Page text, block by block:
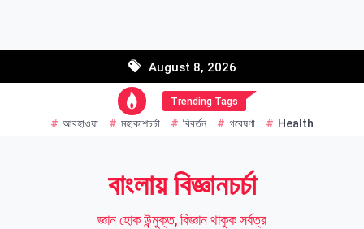
August 8, 2026
Trending Tags
আবহাওয়া মহাকাশচর্চা বিবর্তন গবেষণা Health
বাংলায় বিজ্ঞানচর্চা
জ্ঞান হোক উন্মুক্ত, বিজ্ঞান থাকুক সর্বত্র